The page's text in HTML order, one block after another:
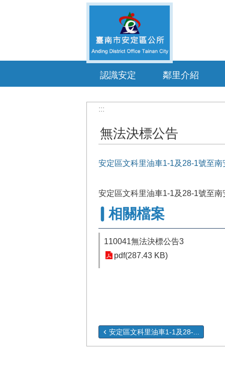
認識安定 鄰里介紹
:::
無法決標公告
安定區文科里油車1-1及28-1號至
安定區文科里油車1-1及28-1號至
相關檔案
110041無法決標公告3
pdf(287.43 KB)
安定區文科里油車1-1及28-...